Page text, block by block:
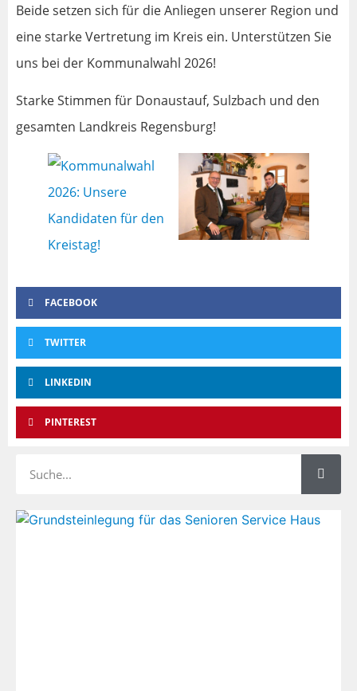
Beide setzen sich für die Anliegen unserer Region und
eine starke Vertretung im Kreis ein. Unterstützen Sie
uns bei der Kommunalwahl 2026!
Starke Stimmen für Donaustauf, Sulzbach und den
gesamten Landkreis Regensburg!
FACEBOOK
TWITTER
LINKEDIN
PINTEREST